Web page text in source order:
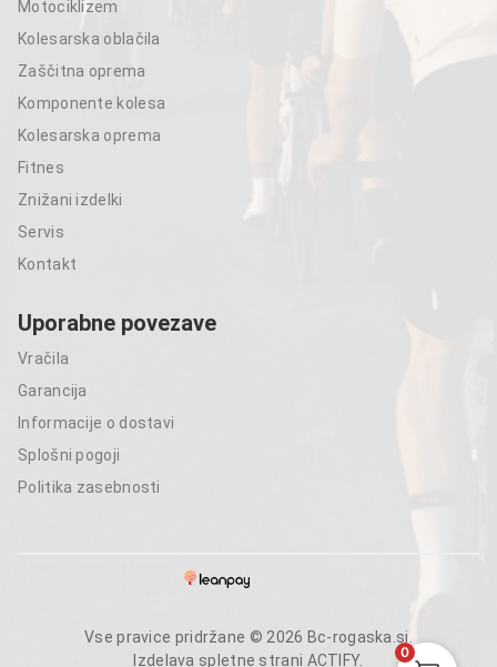
Motociklizem
Kolesarska oblačila
Zaščitna oprema
Komponente kolesa
Kolesarska oprema
Fitnes
Znižani izdelki
Servis
Kontakt
Uporabne povezave
Vračila
Garancija
Informacije o dostavi
Splošni pogoji
Politika zasebnosti
Vse pravice pridržane © 2026 Bc-rogaska.si.
Izdelava spletne strani ACTIFY. 0